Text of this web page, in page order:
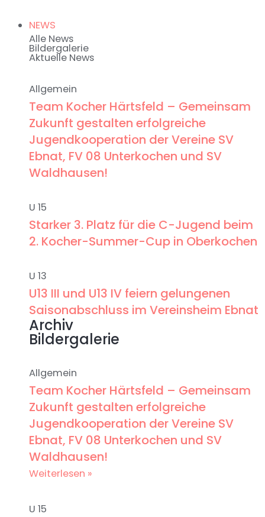
NEWS
Alle News
Bildergalerie
Aktuelle News
Allgemein
Team Kocher Härtsfeld – Gemeinsam
Zukunft gestalten erfolgreiche
Jugendkooperation der Vereine SV
Ebnat, FV 08 Unterkochen und SV
Waldhausen!
U 15
Starker 3. Platz für die C-Jugend beim
2. Kocher-Summer-Cup in Oberkochen
U 13
U13 III und U13 IV feiern gelungenen
Saisonabschluss im Vereinsheim Ebnat
Archiv
Bildergalerie
Allgemein
Team Kocher Härtsfeld – Gemeinsam
Zukunft gestalten erfolgreiche
Jugendkooperation der Vereine SV
Ebnat, FV 08 Unterkochen und SV
Waldhausen!
Weiterlesen »
U 15